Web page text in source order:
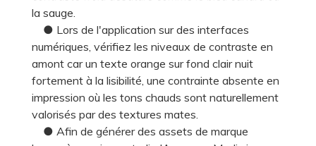
la sauge.
● Lors de l'application sur des interfaces
numériques, vérifiez les niveaux de contraste en
amont car un texte orange sur fond clair nuit
fortement à la lisibilité, une contrainte absente en
impression où les tons chauds sont naturellement
valorisés par des textures mates.
● Afin de générer des assets de marque